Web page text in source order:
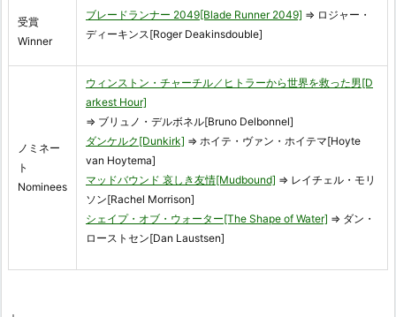
受賞
Winner
ブレードランナー 2049[Blade Runner 2049] ⇒ ロジャー・
ディーキンス[Roger Deakinsdouble]
ノミネー
ト
Nominees
ウィンストン・チャーチル／ヒトラーから世界を救った男[D
arkest Hour]
⇒ ブリュノ・デルボネル[Bruno Delbonnel]
ダンケルク[Dunkirk] ⇒ ホイテ・ヴァン・ホイテマ[Hoyte
van Hoytema]
マッドバウンド 哀しき友情[Mudbound] ⇒ レイチェル・モリ
ソン[Rachel Morrison]
シェイプ・オブ・ウォーター[The Shape of Water] ⇒ ダン・
ローストセン[Dan Laustsen]